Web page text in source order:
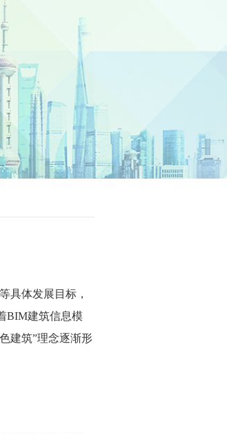
具体发展目标，
BIM建筑信息模
建筑”理念逐渐形